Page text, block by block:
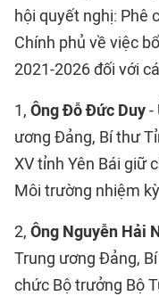
hội quyết nghị: Phê
Chính phủ về việc
2021-2026 đối với
1, Ông Đỗ Đức Duy-
ương Đảng, Bí thư
XV tỉnh Yên Bái giữ
Môi trường nhiệm
2, Ông Nguyễn Hải
Trung ương Đảng,
chức Bộ trưởng Bộ